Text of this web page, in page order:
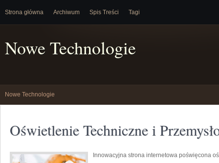
Strona główna Archiwum Spis Treści Tagi
Nowe Technologie
Nowe Technologie
Oświetlenie Techniczne i
Innowacyjna strona internetowa poświęcona